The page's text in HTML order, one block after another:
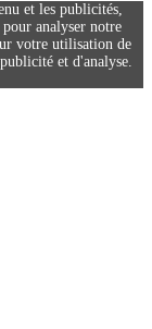
et les publicités,
analyser notre
votre utilisation de
et d'analyse.